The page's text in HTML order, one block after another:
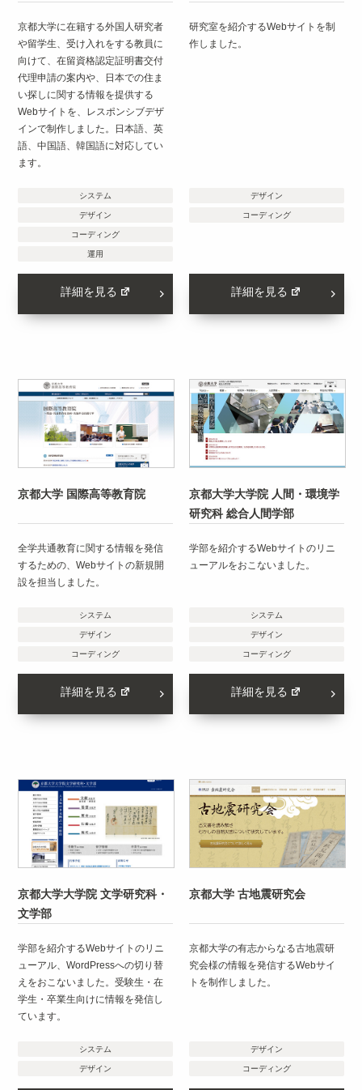
京都大学に在籍する外国人研究者
や留学生、受け入れをする教員に
向けて、在留資格認定証明書交付
代理申請の案内や、日本での住ま
い探しに関する情報を提供する
Webサイトを、レスポンシブデザ
インで制作しました。日本語、英
語、中国語、韓国語に対応してい
ます。
システム
デザイン
コーディング
運用
詳細を見る
研究室を紹介するWebサイトを制
作しました。
デザイン
コーディング
詳細を見る
京都大学 国際高等教育院
全学共通教育に関する情報を発信
するための、Webサイトの新規開
設を担当しました。
システム
デザイン
コーディング
詳細を見る
京都大学大学院 人間・環境学
研究科 総合人間学部
学部を紹介するWebサイトのリニ
ューアルをおこないました。
システム
デザイン
コーディング
詳細を見る
京都大学大学院 文学研究科・
文学部
学部を紹介するWebサイトのリニ
ューアル、WordPressへの切り替
えをおこないました。受験生・在
学生・卒業生向けに情報を発信し
ています。
システム
デザイン
京都大学 古地震研究会
京都大学の有志からなる古地震研
究会様の情報を発信するWebサイ
トを制作しました。
デザイン
コーディング